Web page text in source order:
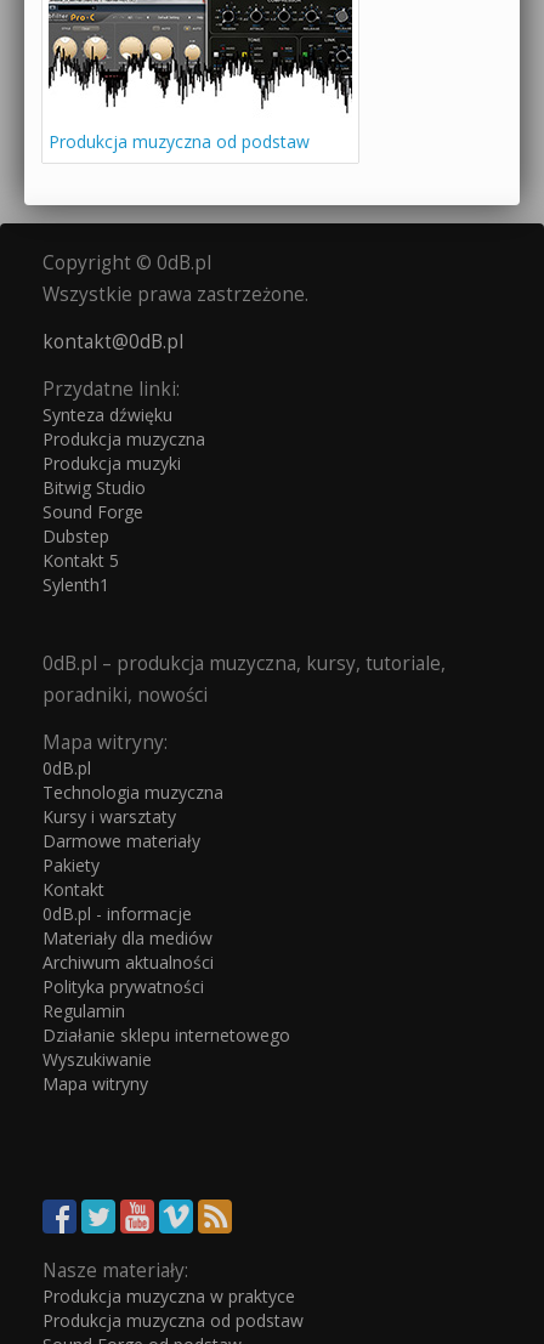
Produkcja muzyczna od podstaw
Copyright © 0dB.pl
Wszystkie prawa zastrzeżone.
kontakt@0dB.pl
Przydatne linki:
Synteza dźwięku
Produkcja muzyczna
Produkcja muzyki
Bitwig Studio
Sound Forge
Dubstep
Kontakt 5
Sylenth1
0dB.pl – produkcja muzyczna, kursy, tutoriale,
poradniki, nowości
Mapa witryny:
0dB.pl
Technologia muzyczna
Kursy i warsztaty
Darmowe materiały
Pakiety
Kontakt
0dB.pl - informacje
Materiały dla mediów
Archiwum aktualności
Polityka prywatności
Regulamin
Działanie sklepu internetowego
Wyszukiwanie
Mapa witryny
Nasze materiały:
Produkcja muzyczna w praktyce
Produkcja muzyczna od podstaw